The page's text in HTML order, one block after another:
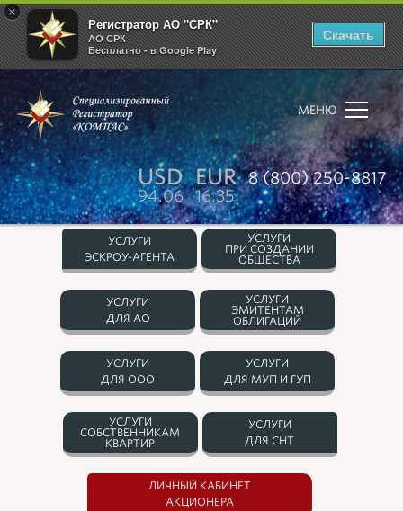
×
Регистратор АО "СРК"
АО СРК
Бесплатно - в Google Play
Скачать
МЕНЮ
8 (800) 250-8817
USD
94.06
EUR
16.35
УСЛУГИ
ЭСКРОУ-АГЕНТА
УСЛУГИ
ПРИ СОЗДАНИИ
ОБЩЕСТВА
УСЛУГИ
ДЛЯ АО
УСЛУГИ
ЭМИТЕНТАМ
ОБЛИГАЦИЙ
УСЛУГИ
ДЛЯ ООО
УСЛУГИ
ДЛЯ МУП И ГУП
УСЛУГИ
СОБСТВЕННИКАМ
КВАРТИР
УСЛУГИ
ДЛЯ СНТ
ЛИЧНЫЙ КАБИНЕТ
АКЦИОНЕРА